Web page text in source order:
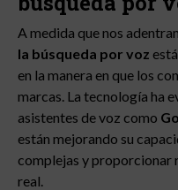
A medida que nos
la búsqueda por voz
en la manera en que los
marcas. La tecnología ha
asistentes de voz como
están mejorando su
complejas y proporcionar
real.